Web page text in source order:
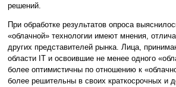
решений.
При обработке результатов опроса
«облачной» технологии имеют мнения,
других представителей рынка. Лица,
области IT и освоившие не менее одного
более оптимистичны по отношению к
более решительны в своих краткосрочных и